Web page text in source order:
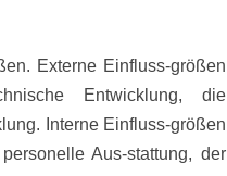
Externe Einfluss-größen
Entwicklung, die
Interne Einfluss-größen
Aus-stattung, der